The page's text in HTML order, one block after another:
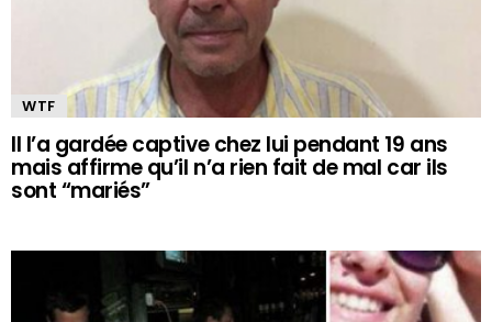
WTF
Il l’a gardée captive chez lui pendant 19 ans
mais affirme qu’il n’a rien fait de mal car ils
sont “mariés”